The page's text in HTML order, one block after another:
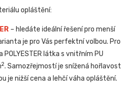
opláštění:
– hledáte ideální řešení pro menší
je pro Vás perfektní volbou. Pro
látka s vnitřním PU
2. Samozřejmostí je snížená hořlavost
je nižší cena a lehčí váha opláštění.